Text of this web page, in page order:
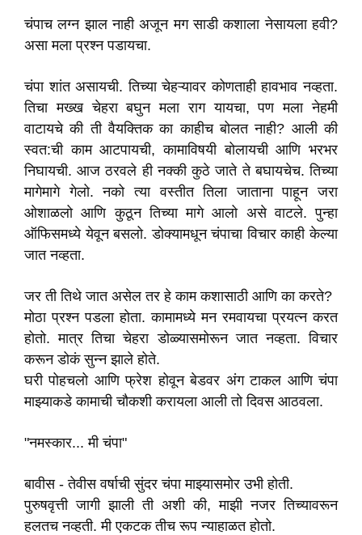
चंपाच लग्न झाल नाही अजून मग साडी कशाला नेसायला हवी?
असा मला प्रश्न पडायचा.
चंपा शांत असायची. तिच्या चेहऱ्यावर कोणताही हावभाव नव्हता.
तिचा मख्ख चेहरा बघुन मला राग यायचा, पण मला नेहमी
वाटायचे की ती वैयक्तिक का काहीच बोलत नाही? आली की
स्वत:ची काम आटपायची, कामाविषयी बोलायची आणि भरभर
निघायची. आज ठरवले ही नक्की कुठे जाते ते बघायचेच. तिच्या
मागेमागे गेलो. नको त्या वस्तीत तिला जाताना पाहून जरा
ओशाळलो आणि कुठून तिच्या मागे आलो असे वाटले. पुन्हा
ऑफिसमध्ये येवून बसलो. डोक्यामधून चंपाचा विचार काही केल्या
जात नव्हता.
जर ती तिथे जात असेल तर हे काम कशासाठी आणि का करते?
मोठा प्रश्न पडला होता. कामामध्ये मन रमवायचा प्रयत्न करत
होतो. मात्र तिचा चेहरा डोळ्यासमोरून जात नव्हता. विचार
करून डोकं सुन्न झाले होते.
घरी पोहचलो आणि फ्रेश होवून बेडवर अंग टाकल आणि चंपा
माझ्याकडे कामाची चौकशी करायला आली तो दिवस आठवला.
"नमस्कार... मी चंपा"
बावीस - तेवीस वर्षाची सुंदर चंपा माझ्यासमोर उभी होती.
पुरुषवृत्ती जागी झाली ती अशी की, माझी नजर तिच्यावरून
हलतच नव्हती. मी एकटक तीच रूप न्याहाळत होतो.